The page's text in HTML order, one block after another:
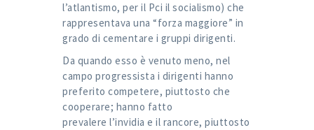
l’atlantismo, per il Pci il socialismo) che
rappresentava una “forza maggiore” in
grado di cementare i gruppi dirigenti.
Da quando esso è venuto meno, nel
campo progressista i dirigenti hanno
preferito competere, piuttosto che
cooperare; hanno fatto
prevalere l’invidia e il rancore, piuttosto